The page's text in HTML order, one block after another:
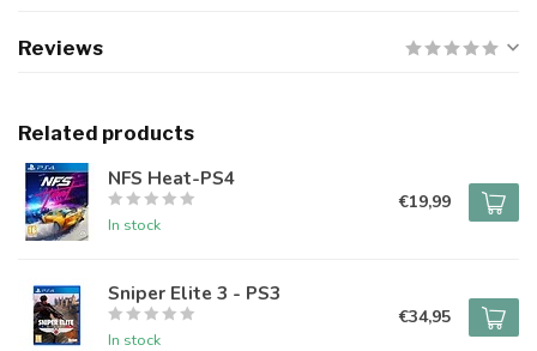
Reviews
Related products
NFS Heat-PS4
In stock
€19,99
Sniper Elite 3 - PS3
In stock
€34,95